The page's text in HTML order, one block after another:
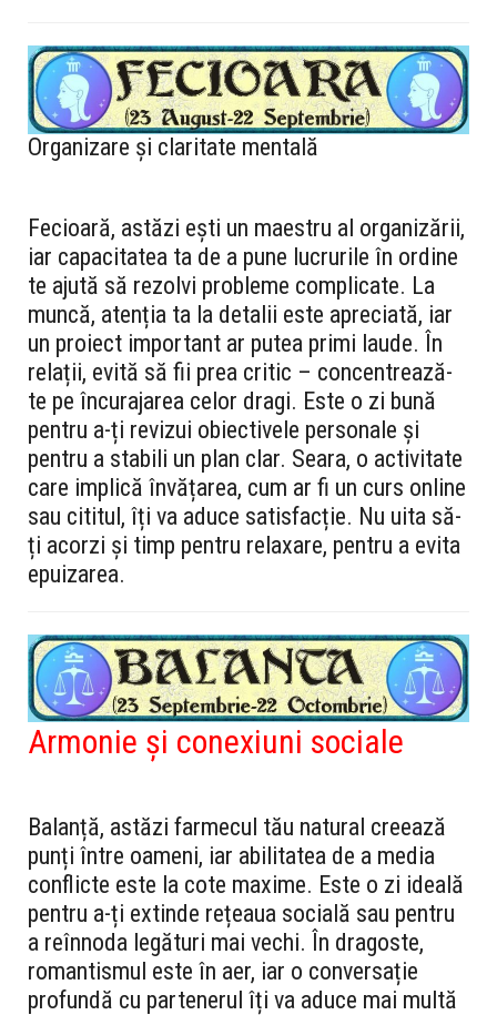
Organizare și claritate mentală
Fecioară, astăzi ești un maestru al organizării,
iar capacitatea ta de a pune lucrurile în ordine
te ajută să rezolvi probleme complicate. La
muncă, atenția ta la detalii este apreciată, iar
un proiect important ar putea primi laude. În
relații, evită să fii prea critic – concentrează-
te pe încurajarea celor dragi. Este o zi bună
pentru a-ți revizui obiectivele personale și
pentru a stabili un plan clar. Seara, o activitate
care implică învățarea, cum ar fi un curs online
sau cititul, îți va aduce satisfacție. Nu uita să-
ți acorzi și timp pentru relaxare, pentru a evita
epuizarea.
Armonie și conexiuni sociale
Balanță, astăzi farmecul tău natural creează
punți între oameni, iar abilitatea de a media
conflicte este la cote maxime. Este o zi ideală
pentru a-ți extinde rețeaua socială sau pentru
a reînnoda legături mai vechi. În dragoste,
romantismul este în aer, iar o conversație
profundă cu partenerul îți va aduce mai multă